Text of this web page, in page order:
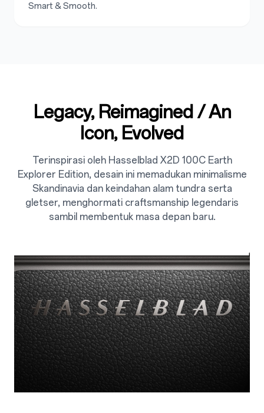
Smart & Smooth.
Legacy, Reimagined / An
Icon, Evolved
Terinspirasi oleh Hasselblad X2D 100C Earth
Explorer Edition, desain ini memadukan minimalisme
Skandinavia dan keindahan alam tundra serta
gletser, menghormati craftsmanship legendaris
sambil membentuk masa depan baru.